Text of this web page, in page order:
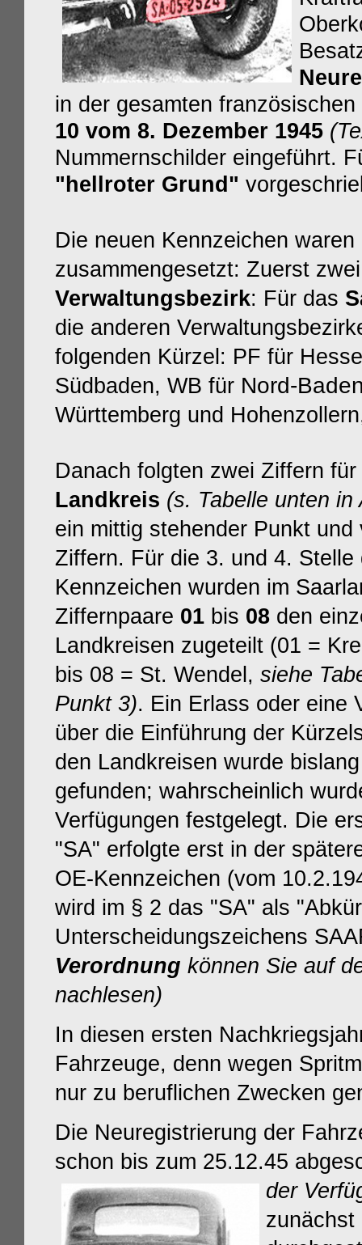
in der gesamten
10 vom 8. Dezember 1945
Nummernschilder eingeführt.
"hellroter Grund"
Die neuen Kennzeichen
zusammengesetzt: Zuerst
Verwaltungsbezirk: Für das
die anderen
folgenden Kürzel: PF für
Südbaden, WB für Nord-
Württemberg und Hohenzollern
Danach folgten zwei Ziffern für
Landkreis (s. Tabelle unten in
ein mittig stehender Punkt und
Ziffern. Für die 3. und 4. Stelle
Kennzeichen wurden im
Ziffernpaare 01 bis 08 den
Landkreisen zugeteilt (01 =
bis 08 = St. Wendel, siehe
Punkt 3). Ein Erlass oder eine
über die Einführung der
den Landkreisen wurde
gefunden; wahrscheinlich
Verfügungen festgelegt. Die
"SA" erfolgte erst in der
OE-Kennzeichen (vom
wird im § 2 das "SA" als
Unterscheidungszeichens
Verordnung können Sie auf
nachlesen)
In diesen ersten
Fahrzeuge, denn wegen
nur zu beruflichen Zwecken
Die Neuregistrierung der
schon bis zum 25.12.45
der
zunächst